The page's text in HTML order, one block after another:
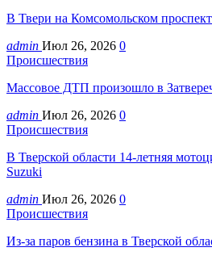
В Твери на Комсомольском
admin Июл 26, 2026 0
Происшествия
Массовое ДТП произошло в
admin Июл 26, 2026 0
Происшествия
В Тверской области 14-летняя
Suzuki
admin Июл 26, 2026 0
Происшествия
Из-за паров бензина в Тверской